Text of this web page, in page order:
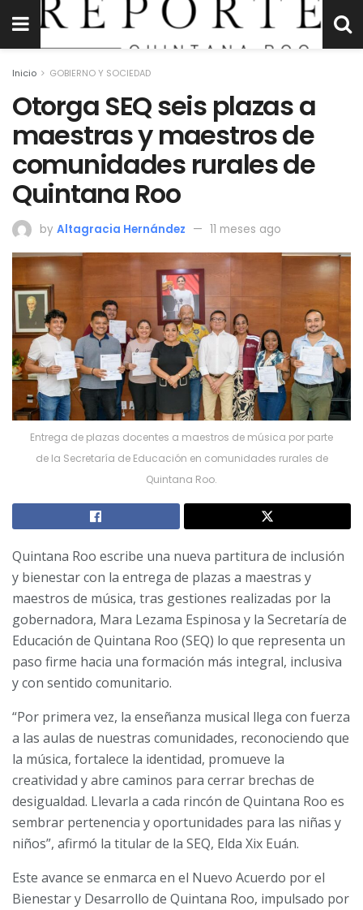
Inicio GOBIERNO Y SOCIEDAD
Otorga SEQ seis plazas a
maestras y maestros de
comunidades rurales de
Quintana Roo
by Altagracia Hernández 11 meses ago
Entrega de plazas docentes a maestros de música por parte
de la Secretaría de Educación en comunidades rurales de
Quintana Roo.
Quintana Roo escribe una nueva partitura de inclusión
y bienestar con la entrega de plazas a maestras y
maestros de música, tras gestiones realizadas por la
gobernadora, Mara Lezama Espinosa y la Secretaría de
Educación de Quintana Roo (SEQ) lo que representa un
paso firme hacia una formación más integral, inclusiva
y con sentido comunitario.
“Por primera vez, la enseñanza musical llega con fuerza
a las aulas de nuestras comunidades, reconociendo que
la música, fortalece la identidad, promueve la
creatividad y abre caminos para cerrar brechas de
desigualdad. Llevarla a cada rincón de Quintana Roo es
sembrar pertenencia y oportunidades para las niñas y
niños”, afirmó la titular de la SEQ, Elda Xix Euán.
Este avance se enmarca en el Nuevo Acuerdo por el
Bienestar y Desarrollo de Quintana Roo, impulsado por